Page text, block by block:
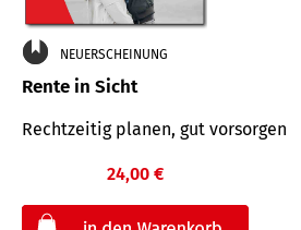
NEUERSCHEINUNG
Rente in Sicht
Rechtzeitig planen, gut vorsorgen
24,00 €